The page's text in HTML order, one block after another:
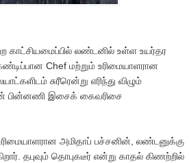
காட்சியமைப்பில் லண்டனில் உள்ள உயர்தர
Chef மற்றும் உரிமையாளரான
சுரீரென்று எரிந்து விழும்
பின்னணி இசைக் கைவரிசை
அமிதாப் பச்சனின், லண்டனுக்கு
தபுவும் தொபுகடீர் என்று காதல் கிணற்றில்